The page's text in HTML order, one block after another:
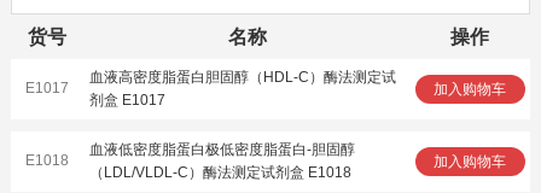
货号 名称 操作
E1017
血液高密度脂蛋白胆固醇（HDL-C）酶法测定试
剂盒 E1017
加入购物车
E1018
血液低密度脂蛋白极低密度脂蛋白-胆固醇
（LDL/VLDL-C）酶法测定试剂盒 E1018
加入购物车